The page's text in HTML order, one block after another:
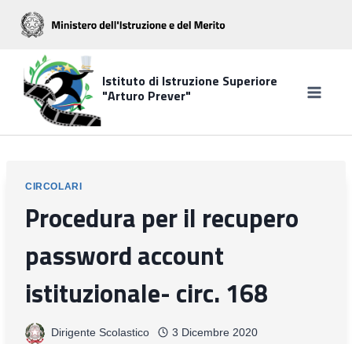
Salta
contenuto
Istituto di Istruzione Superiore
"Arturo Prever"
CIRCOLARI
Procedura per il recupero
password account
istituzionale- circ. 168
Dirigente Scolastico 3 Dicembre 2020